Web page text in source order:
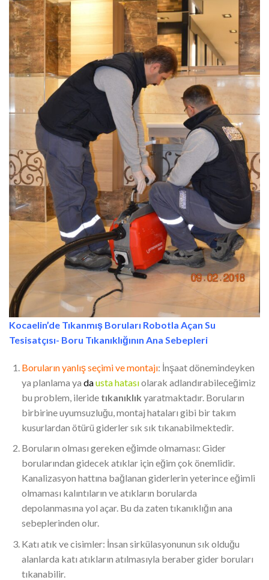
Kocaelin’de Tıkanmış Boruları Robotla Açan Su
Tesisatçısı- Boru Tıkanıklığının Ana Sebepleri
Boruların yanlış seçimi ve montajı: İnşaat dönemindeyken
ya planlama ya dausta hatasıolarak adlandırabileceğimiz
bu problem, ileridetıkanıklık yaratmaktadır. Boruların
birbirine uyumsuzluğu, montaj hataları gibi bir takım
kusurlardan ötürü giderler sık sık tıkanabilmektedir.
Boruların olması gereken eğimde olmaması: Gider
borularından gidecek atıklar için eğim çok önemlidir.
Kanalizasyon hattına bağlanan giderlerin yeterince eğimli
olmaması kalıntıların ve atıkların borularda
depolanmasına yol açar. Bu da zaten tıkanıklığın ana
sebeplerinden olur.
Katı atık ve cisimler: İnsan sirkülasyonunun sık olduğu
alanlarda katı atıkların atılmasıyla beraber gider boruları
tıkanabilir.